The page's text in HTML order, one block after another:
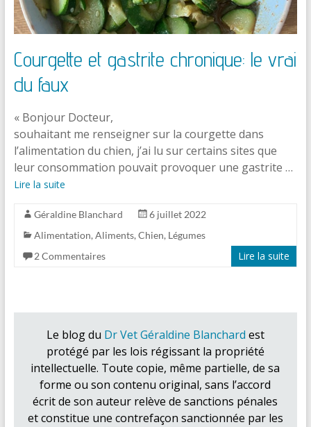
Courgette et gastrite chronique: le vrai
du faux
« Bonjour Docteur,
souhaitant me renseigner sur la courgette dans
l’alimentation du chien, j’ai lu sur certains sites que
leur consommation pouvait provoquer une gastrite …
Lire la suite
Géraldine Blanchard
6 juillet 2022
Alimentation, Aliments, Chien, Légumes
2 Commentaires
Lire la suite
Le blog du Dr Vet Géraldine Blanchard est
protégé par les lois régissant la propriété
intellectuelle. Toute copie, même partielle, de sa
forme ou son contenu original, sans l’accord
écrit de son auteur relève de sanctions pénales
et constitue une contrefaçon sanctionnée par les